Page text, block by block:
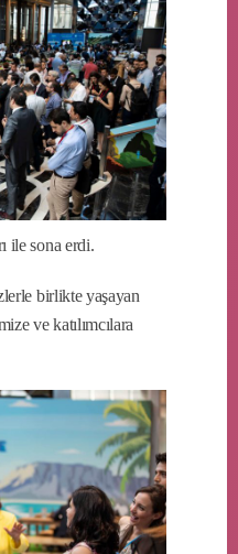
ile sona erdi.
birlikte yaşayan
ve katılımcılara